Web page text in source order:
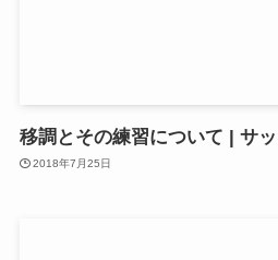
移調とその練習について | サ
2018年7月25日